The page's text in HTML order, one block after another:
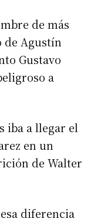
de más
de Agustín
Gustavo
a
iba a llegar el
en un
de Walter
diferencia